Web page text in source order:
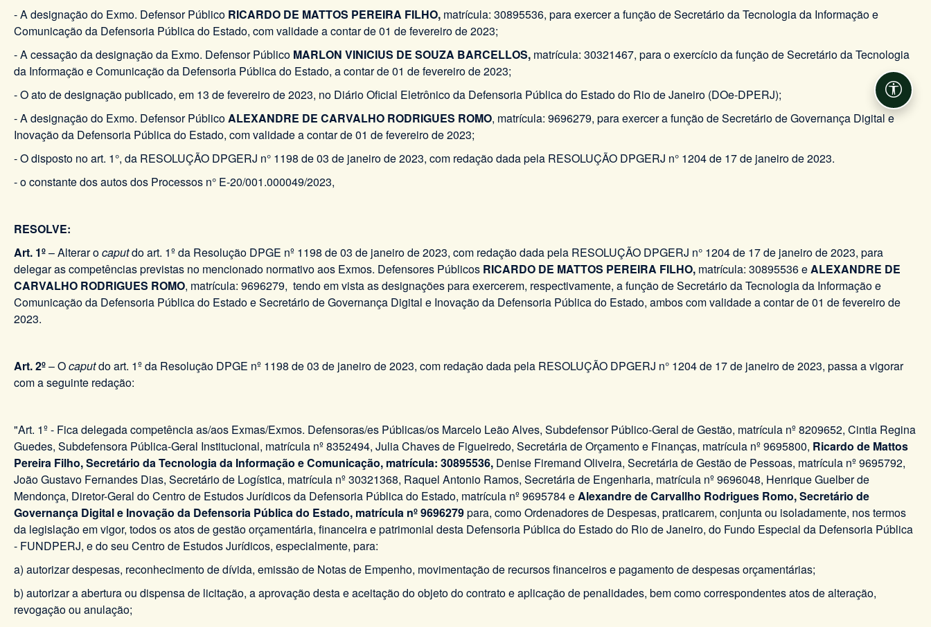
- A designação do Exmo. Defensor Público RICARDO DE MATTOS PEREIRA FILHO, matrícula: 30895536, para exercer a função de Secretário da Tecnologia da Informação e
Comunicação da Defensoria Pública do Estado, com validade a contar de 01 de fevereiro de 2023;
- A cessação da designação da Exmo. Defensor Público MARLON VINICIUS DE SOUZA BARCELLOS, matrícula: 30321467, para o exercício da função de Secretário da Tecnologia
da Informação e Comunicação da Defensoria Pública do Estado, a contar de 01 de fevereiro de 2023;
- O ato de designação publicado, em 13 de fevereiro de 2023, no Diário Oficial Eletrônico da Defensoria Pública do Estado do Rio de Janeiro (DOe-DPERJ);
- A designação do Exmo. Defensor PúblicoALEXANDRE DE CARVALHO RODRIGUES ROMO, matrícula: 9696279, para exercer a função de Secretário de Governança Digital e
Inovação da Defensoria Pública do Estado, com validade a contar de 01 de fevereiro de 2023;
- O disposto no art. 1°, da RESOLUÇÃO DPGERJ n° 1198 de 03 de janeiro de 2023, com redação dada pela RESOLUÇÃO DPGERJ n° 1204 de 17 de janeiro de 2023.
- o constante dos autos dos Processos n° E-20/001.000049/2023,
RESOLVE:
Art. 1º– Alterar ocaputdo art. 1º da Resolução DPGE nº 1198 de 03 de janeiro de 2023, com redação dada pela RESOLUÇÃO DPGERJ n° 1204 de 17 de janeiro de 2023​​​​​​​, para
delegar as competências previstas no mencionado normativo aos Exmos. Defensores Públicos RICARDO DE MATTOS PEREIRA FILHO, matrícula: 30895536 eALEXANDRE DE
CARVALHO RODRIGUES ROMO, matrícula: 9696279, tendo em vista as designações para exercerem, respectivamente, a função de Secretário da Tecnologia da Informação e
Comunicação da Defensoria Pública do Estado e Secretário de Governança Digital e Inovação da Defensoria Pública do Estado, ambos com validade a contar de 01 de fevereiro de
2023.
Art. 2º– Ocaputdo art. 1º da Resolução DPGE nº 1198 de 03 de janeiro de 2023, com redação dada pela RESOLUÇÃO DPGERJ n° 1204 de 17 de janeiro de 2023, passa a vigorar
com a seguinte redação:
"Art. 1º - Fica delegada competência as/aos Exmas/Exmos. Defensoras/es Públicas/os Marcelo Leão Alves, Subdefensor Público-Geral de Gestão, matrícula nº 8209652, Cintia Regina
Guedes, Subdefensora Pública-Geral Institucional, matrícula nº 8352494, Julia Chaves de Figueiredo, Secretária de Orçamento e Finanças, matrícula nº 9695800, Ricardo de Mattos
Pereira Filho, Secretário da Tecnologia da Informação e Comunicação, matrícula: 30895536, Denise Firemand Oliveira, Secretária de Gestão de Pessoas, matrícula nº 9695792,
João Gustavo Fernandes Dias, Secretário de Logística, matrícula nº 30321368, Raquel Antonio Ramos, Secretária de Engenharia, matrícula nº 9696048, Henrique Guelber de
Mendonça, Diretor-Geral do Centro de Estudos Jurídicos da Defensoria Pública do Estado, matrícula nº 9695784 eAlexandre de Carvallho Rodrigues Romo,Secretário de
Governança Digital e Inovação da Defensoria Pública do Estado, matrícula nº 9696279para, como Ordenadores de Despesas, praticarem, conjunta ou isoladamente, nos termos
da legislação em vigor, todos os atos de gestão orçamentária, financeira e patrimonial desta Defensoria Pública do Estado do Rio de Janeiro, do Fundo Especial da Defensoria Pública
- FUNDPERJ, e do seu Centro de Estudos Jurídicos, especialmente, para:
a) autorizar despesas, reconhecimento de dívida, emissão de Notas de Empenho, movimentação de recursos financeiros e pagamento de despesas orçamentárias;
b) autorizar a abertura ou dispensa de licitação, a aprovação desta e aceitação do objeto do contrato e aplicação de penalidades, bem como correspondentes atos de alteração,
revogação ou anulação;